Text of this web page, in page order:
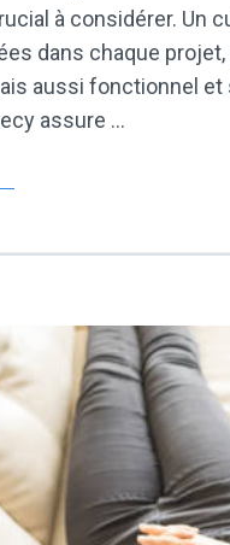
à considérer. Un
dans chaque
aussi fonctionnel
assure …